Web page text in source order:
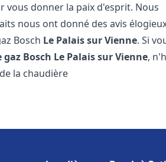
vous donner la paix d'esprit. Nous
nous ont donné des avis
Bosch Le Palais sur Vienne. Si
Bosch Le Palais sur Vienne,
la chaudière